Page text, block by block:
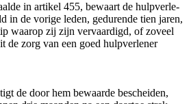
in arti­kel 455, bewaart de hulp­ver­le­
in de vori­ge leden, gedu­ren­de tien jaren,
waar­op zij zijn ver­vaar­digd, of zoveel
de zorg van een goed hulp­ver­le­ner
de door hem bewaar­de beschei­den,